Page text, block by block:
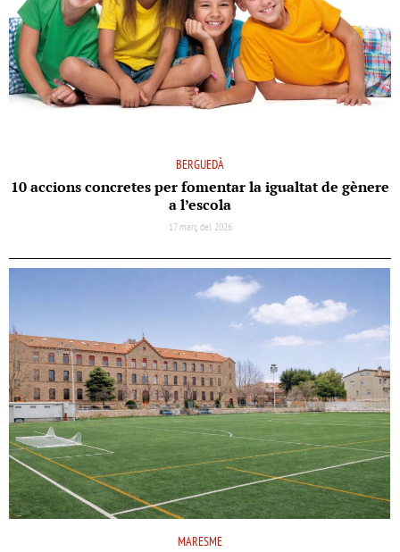
BERGUEDÀ
10 accions concretes per fomentar la igualtat de gènere
a l’escola
17 març del 2026
MARESME